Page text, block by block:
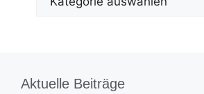
Aktuelle Beiträge